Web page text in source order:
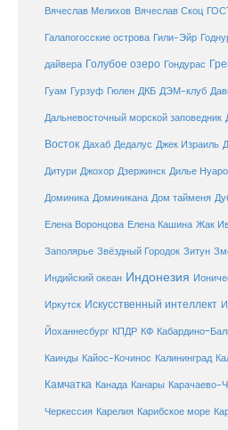
Вячеслав Мелихов Вячеслав Скоц
Галапогосские острова Гили-Эйр
дайвера Голубое озеро Гондурас
Гуам Гурзуф Гюлен ДКБ ДЭМ-клуб
Дальневосточный морской заповедник
Восток Дахаб Дедалус Джек Израиль
Дитури Джохор Дзержинск Дилье Нуаро
Доминика Доминикана Дом тайменя
Елена Воронцова Елена Кашина Жак
Заполярье Звёздный Городок Зитун
Индийский океан Индонезия
Иркутск Искусственный интеллект
Йоханнесбург КПДР КФ Кабардино-
Каинды Кайос-Кочинос Калининград
Камчатка Канада Канары Карачаево-
Черкессия Карелия Карибское море